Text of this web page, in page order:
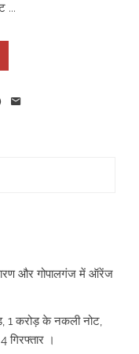
...
और गोपालगंज में ऑरेंज
1 करोड़ के नकली नोट,
।